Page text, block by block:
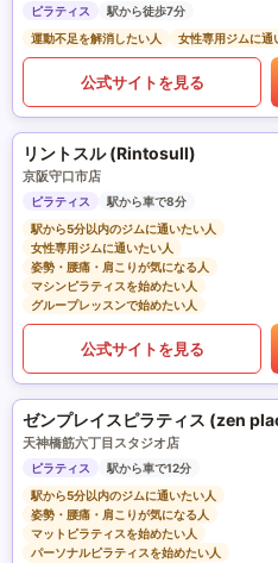
ピラティス
駅から徒歩7分
運動不足を解消したい人
女性専用ジムに通
公式サイトを見る
リントスル (Rintosull)
京阪守口市店
ピラティス
駅から車で8分
駅から5分以内のジムに通いたい人
女性専用ジムに通いたい人
姿勢・腰痛・肩こりが気になる人
マシンピラティスを始めたい人
グループレッスンで始めたい人
公式サイトを見る
ゼンプレイスピラティス (zen
天神橋筋六丁目スタジオ店
ピラティス
駅から車で12分
駅から5分以内のジムに通いたい人
姿勢・腰痛・肩こりが気になる人
マットピラティスを始めたい人
パーソナルピラティスを始めたい人